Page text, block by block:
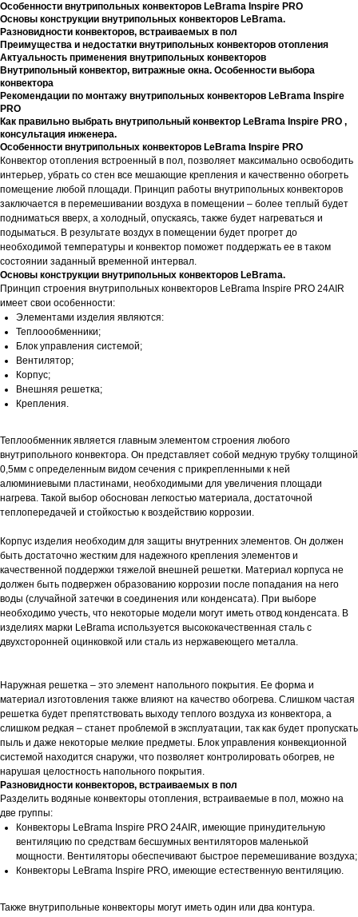
Особенности внутрипольных конвекторов LeBrama Inspire PRO
Основы конструкции внутрипольных конвекторов LeBrama.
Разновидности конвекторов, встраиваемых в пол
Преимущества и недостатки внутрипольных конвекторов отопления
Актуальность применения внутрипольных конвекторов
Внутрипольный конвектор, витражные окна. Особенности выбора
конвектора
Рекомендации по монтажу внутрипольных конвекторов LeBrama Inspire
PRO
Как правильно выбрать внутрипольный конвектор LeBrama Inspire PRO ,
консультация инженера.
Особенности внутрипольных конвекторов LeBrama Inspire PRO
Конвектор отопления встроенный в пол, позволяет максимально освободить
интерьер, убрать со стен все мешающие крепления и качественно обогреть
помещение любой площади. Принцип работы внутрипольных конвекторов
заключается в перемешивании воздуха в помещении – более теплый будет
подниматься вверх, а холодный, опускаясь, также будет нагреваться и
подыматься. В результате воздух в помещении будет прогрет до
необходимой температуры и конвектор поможет поддержать ее в таком
состоянии заданный временной интервал.
Основы конструкции внутрипольных конвекторов LeBrama.
Принцип строения внутрипольных конвекторов LeBrama Inspire PRO 24AIR
имеет свои особенности:
Элементами изделия являются:
Теплоообменники;
Блок управления системой;
Вентилятор;
Корпус;
Внешняя решетка;
Крепления.
Теплообменник является главным элементом строения любого
внутрипольного конвектора. Он представляет собой медную трубку толщиной
0,5мм с определенным видом сечения с прикрепленными к ней
алюминиевыми пластинами, необходимыми для увеличения площади
нагрева. Такой выбор обоснован легкостью материала, достаточной
теплопередачей и стойкостью к воздействию коррозии.
Корпус изделия необходим для защиты внутренних элементов. Он должен
быть достаточно жестким для надежного крепления элементов и
качественной поддержки тяжелой внешней решетки. Материал корпуса не
должен быть подвержен образованию коррозии после попадания на него
воды (случайной затечки в соединения или конденсата). При выборе
необходимо учесть, что некоторые модели могут иметь отвод конденсата. В
изделиях марки LeBrama используется высококачественная сталь с
двухсторонней оцинковкой или сталь из нержавеющего металла.
Наружная решетка – это элемент напольного покрытия. Ее форма и
материал изготовления также влияют на качество обогрева. Слишком частая
решетка будет препятствовать выходу теплого воздуха из конвектора, а
слишком редкая – станет проблемой в эксплуатации, так как будет пропускать
пыль и даже некоторые мелкие предметы. Блок управления конвекционной
системой находится снаружи, что позволяет контролировать обогрев, не
нарушая целостность напольного покрытия.
Разновидности конвекторов, встраиваемых в пол
Разделить водяные конвекторы отопления, встраиваемые в пол, можно на
две группы:
Конвекторы LeBrama Inspire PRO 24AIR, имеющие принудительную
вентиляцию по средствам бесшумных вентиляторов маленькой
мощности. Вентиляторы обеспечивают быстрое перемешивание воздуха;
Конвекторы LeBrama Inspire PRO, имеющие естественную вентиляцию.
Также внутрипольные конвекторы могут иметь один или два контура.